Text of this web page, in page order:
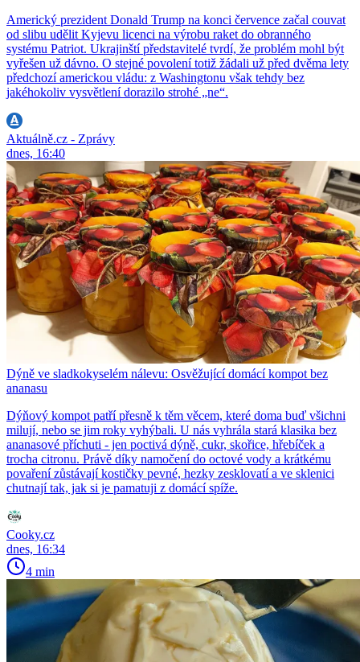
Americký prezident Donald Trump na konci července začal couvat
od slibu udělit Kyjevu licenci na výrobu raket do obranného
systému Patriot. Ukrajinští představitelé tvrdí, že problém mohl být
vyřešen už dávno. O stejné povolení totiž žádali už před dvěma lety
předchozí americkou vládu: z Washingtonu však tehdy bez
jakéhokoliv vysvětlení dorazilo strohé „ne“.
Aktuálně.cz - Zprávy
dnes, 16:40
Dýně ve sladkokyselém nálevu: Osvěžující domácí kompot bez
ananasu
Dýňový kompot patří přesně k těm věcem, které doma buď všichni
milují, nebo se jim roky vyhýbali. U nás vyhrála stará klasika bez
ananasové příchuti - jen poctivá dýně, cukr, skořice, hřebíček a
trocha citronu. Právě díky namočení do octové vody a krátkému
povaření zůstávají kostičky pevné, hezky zesklovatí a ve sklenici
chutnají tak, jak si je pamatuji z domácí spíže.
Cooky.cz
dnes, 16:34
4 min